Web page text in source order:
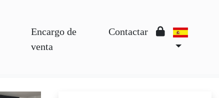
Encargo de
venta
Contactar